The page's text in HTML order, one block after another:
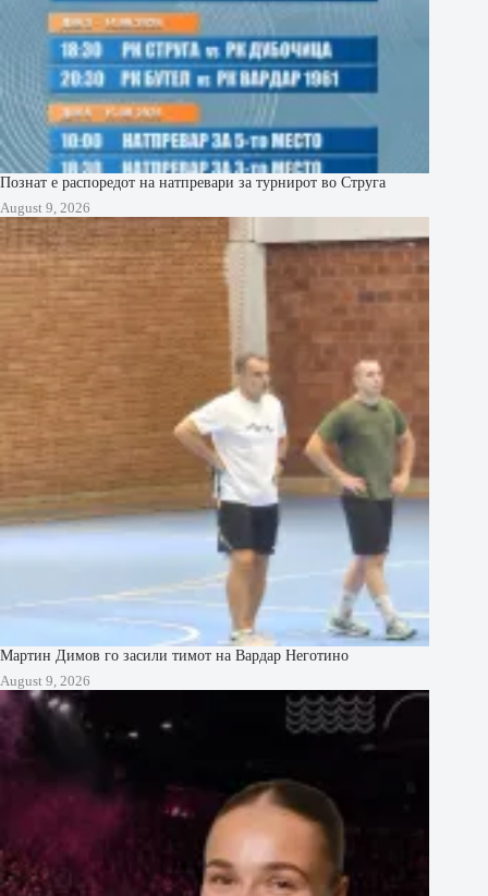
Познат е распоредот на натпревари за турнирот во Струга
August 9, 2026
Мартин Димов го засили тимот на Вардар Неготино
August 9, 2026